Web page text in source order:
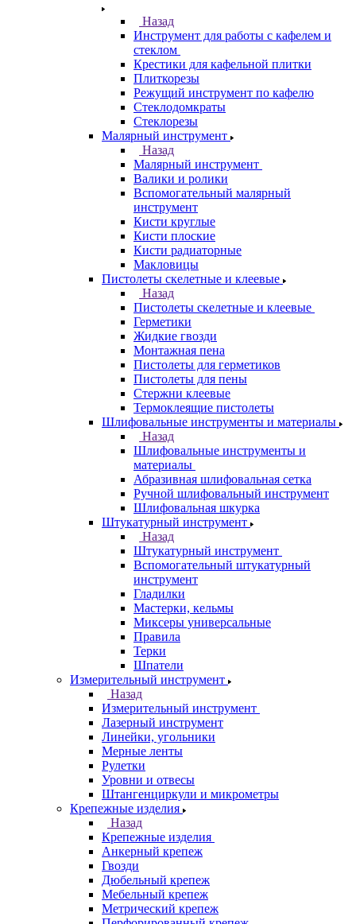
Назад
Инструмент для работы с кафелем и
стеклом
Крестики для кафельной плитки
Плиткорезы
Режущий инструмент по кафелю
Стеклодомкраты
Стеклорезы
Малярный инструмент
Назад
Малярный инструмент
Валики и ролики
Вспомогательный малярный
инструмент
Кисти круглые
Кисти плоские
Кисти радиаторные
Макловицы
Пистолеты скелетные и клеевые
Назад
Пистолеты скелетные и клеевые
Герметики
Жидкие гвозди
Монтажная пена
Пистолеты для герметиков
Пистолеты для пены
Стержни клеевые
Термоклеящие пистолеты
Шлифовальные инструменты и материалы
Назад
Шлифовальные инструменты и
материалы
Абразивная шлифовальная сетка
Ручной шлифовальный инструмент
Шлифовальная шкурка
Штукатурный инструмент
Назад
Штукатурный инструмент
Вспомогательный штукатурный
инструмент
Гладилки
Мастерки, кельмы
Миксеры универсальные
Правила
Терки
Шпатели
Измерительный инструмент
Назад
Измерительный инструмент
Лазерный инструмент
Линейки, угольники
Мерные ленты
Рулетки
Уровни и отвесы
Штангенциркули и микрометры
Крепежные изделия
Назад
Крепежные изделия
Анкерный крепеж
Гвозди
Дюбельный крепеж
Мебельный крепеж
Метрический крепеж